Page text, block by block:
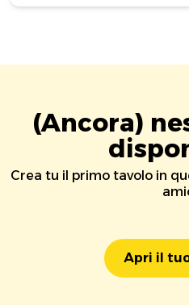
(Ancora)
Crea tu il primo tavolo in
Apri il